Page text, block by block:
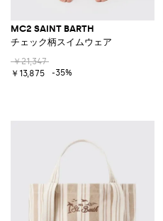
MC2 SAINT BARTH
チェック柄スイムウェア
￥21,347
￥13,875
-35%